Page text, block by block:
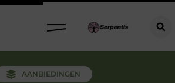
AANBIEDINGEN